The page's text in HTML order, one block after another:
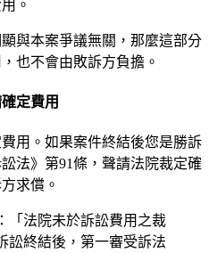
。
與本案爭議無關，那麼這部分
也不會由敗訴方負擔。
定費用
用。如果案件終結後您是勝訴
法》第91條，聲請法院裁定確
求償。
「法院未於訴訟費用之裁
訟終結後，第一審受訴法